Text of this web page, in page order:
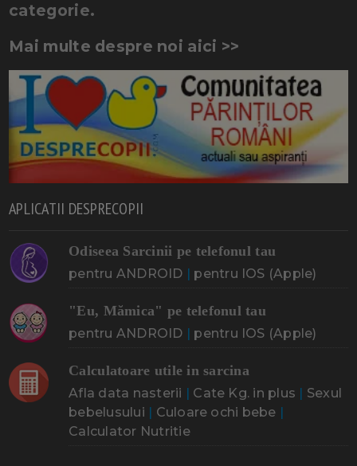
categorie.
Mai multe despre noi aici >>
APLICATII DESPRECOPII
Odiseea Sarcinii pe telefonul tau
pentru ANDROID | pentru IOS (Apple)
"Eu, Mămica" pe telefonul tau
pentru ANDROID | pentru IOS (Apple)
Calculatoare utile in sarcina
Afla data nasterii | Cate Kg. in plus | Sexul
bebelusului | Culoare ochi bebe |
Calculator Nutritie